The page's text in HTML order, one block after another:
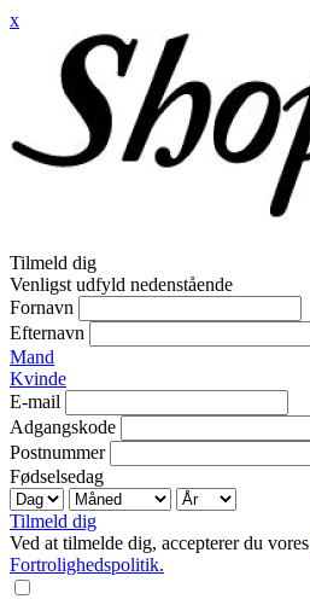
x
Tilmeld dig
Venligst udfyld nedenstående
Fornavn
Efternavn
Mand
Kvinde
E-mail
Adgangskode
Postnummer
Fødselsedag
Tilmeld dig
Ved at tilmelde dig, accepterer du vores
Fortrolighedspolitik.